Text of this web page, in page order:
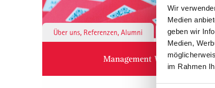
Wir
Medien
geben wir
Medien,
im Rahmen
Über uns, Referenzen, Alumni Institute &
Management Weiterbildung